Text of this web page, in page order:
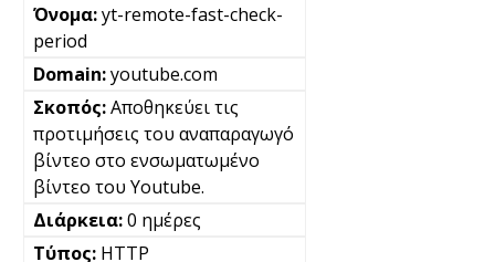
yt-remote-fast-check-
period
youtube.com
Αποθηκεύει τις
προτιμήσεις του αναπαραγωγό
βίντεο στο ενσωματωμένο
βίντεο του Youtube.
0 ημέρες
HTTP